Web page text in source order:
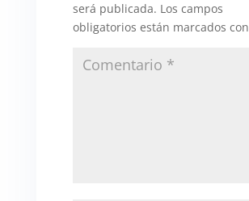
será publicada. Los campos
obligatorios están marcados con